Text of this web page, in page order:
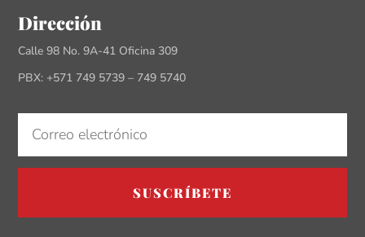
Dirección
Calle 98 No. 9A-41 Oficina 309
PBX: +571 749 5739 – 749 5740
SUSCRÍBETE